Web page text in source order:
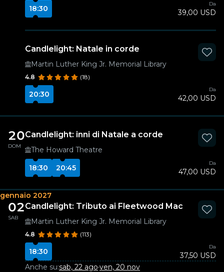
18:30
Da
39,00 USD
Candlelight: Natale in corde
Martin Luther King Jr. Memorial Library
4.8 (18)
20:30
Da
42,00 USD
20
DOM
Candlelight: inni di Natale a corde
The Howard Theatre
18:30
20:45
Da
47,00 USD
gennaio 2027
02
SAB
Candlelight: Tributo ai Fleetwood Mac
Martin Luther King Jr. Memorial Library
4.8 (113)
18:30
Da
37,50 USD
Anche su:sab, 22 ago·ven, 20 nov